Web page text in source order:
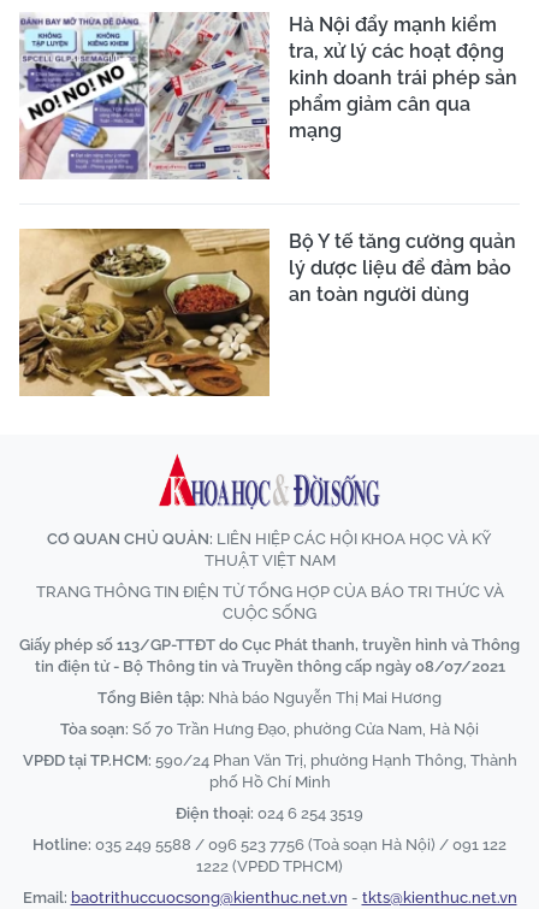
Hà Nội đẩy mạnh kiểm
tra, xử lý các hoạt động
kinh doanh trái phép sản
phẩm giảm cân qua
mạng
Bộ Y tế tăng cường quản
lý dược liệu để đảm bảo
an toàn người dùng
CƠ QUAN CHỦ QUẢN: LIÊN HIỆP CÁC HỘI KHOA HỌC VÀ KỸ
THUẬT VIỆT NAM
TRANG THÔNG TIN ĐIỆN TỬ TỔNG HỢP CỦA BÁO TRI THỨC VÀ
CUỘC SỐNG
Giấy phép số 113/GP-TTĐT do Cục Phát thanh, truyền hình và Thông
tin điện tử - Bộ Thông tin và Truyền thông cấp ngày 08/07/2021
Tổng Biên tập: Nhà báo Nguyễn Thị Mai Hương
Tòa soạn: Số 70 Trần Hưng Đạo, phường Cửa Nam, Hà Nội
VPĐD tại TP.HCM: 590/24 Phan Văn Trị, phường Hạnh Thông, Thành
phố Hồ Chí Minh
Điện thoại: 024 6 254 3519
Hotline: 035 249 5588 / 096 523 7756 (Toà soạn Hà Nội) / 091 122
1222 (VPĐD TPHCM)
Email: baotrithuccuocsong@kienthuc.net.vn - tkts@kienthuc.net.vn